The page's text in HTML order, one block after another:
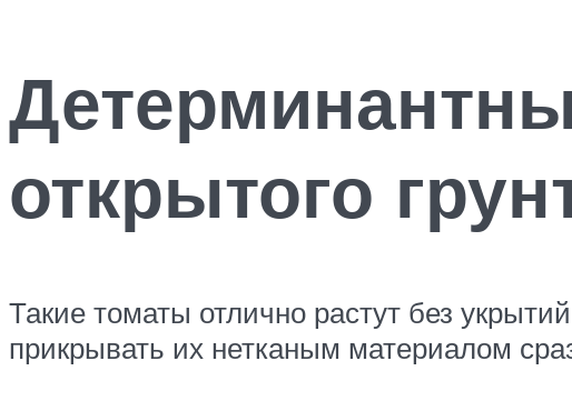
открытого
Такие томаты отлично растут без
прикрывать их нетканым материалом